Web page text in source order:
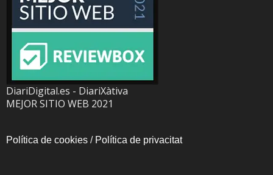
DiariDigital.es - DiariXàtiva
MEJOR SITIO WEB 2021
Política de cookies / Política de privacitat